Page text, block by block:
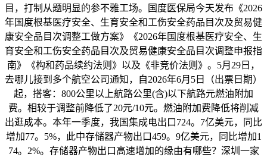
目，打制从题明显的参不雅工场。国度医保局今天发布《2026
年国度根基医疗安全、生育安全和工伤安全药品目次及贸易健
康安全品目次调整工做方案》《2026年国度根基医疗安全、生
育安全和工伤安全药品目次及贸易健康安全品目次调整申报指
南》《构和药品续约法则》以及《非竞价法则》。5月29日，
去哪儿接到多个航空公司通知，自2026年6月5日（出票日期）
起，搭客：800公里以上航路公里(含)以下航路元燃油附加
费。相较于调整前降低了20元/10元。燃油附加费降低将削减
出逛成本。本年一季度，我国集成电出口724。7亿美元，同比
增加77。5%，此中存储器产物出口459。9亿美元，同比增加1
74。2%。存储器产物出口高速增加的缘由有哪些？深圳一家